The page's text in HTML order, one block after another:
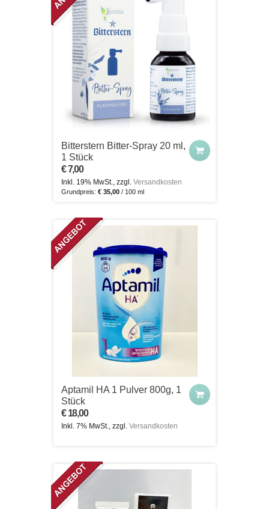
Bitterstern Bitter-Spray 20 ml,
1 Stück
€ 7,00
Inkl. 19% MwSt., zzgl. Versandkosten
Grundpreis: € 35,00 / 100 ml
Aptamil HA 1 Pulver 800g, 1
Stück
€ 18,00
Inkl. 7% MwSt., zzgl. Versandkosten